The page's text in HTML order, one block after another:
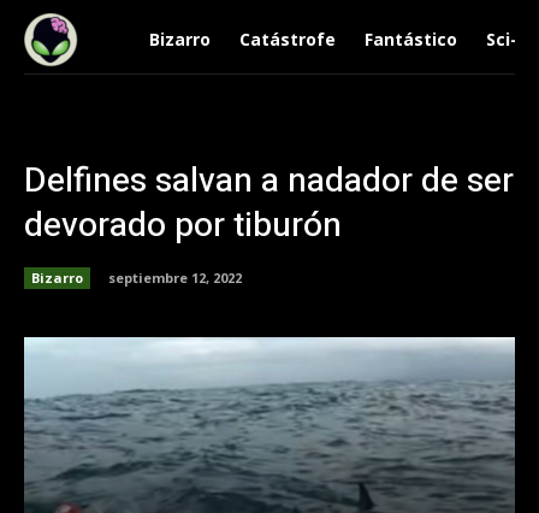
Bizarro Catástrofe Fantástico Sci-Fi
Delfines salvan a nadador de ser
devorado por tiburón
Bizarro septiembre 12, 2022